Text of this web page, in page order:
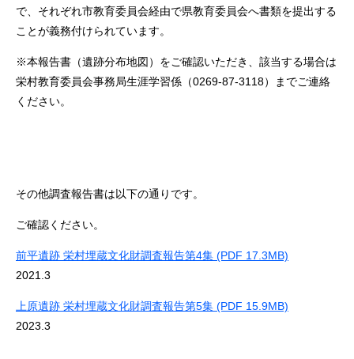
で、それぞれ市教育委員会経由で県教育委員会へ書類を提出する
ことが義務付けられています。
※本報告書（遺跡分布地図）をご確認いただき、該当する場合は
栄村教育委員会事務局生涯学習係（0269-87-3118）までご連絡
ください。
その他調査報告書は以下の通りです。
ご確認ください。
前平遺跡 栄村埋蔵文化財調査報告第4集 (PDF 17.3MB)
2021.3
上原遺跡 栄村埋蔵文化財調査報告第5集 (PDF 15.9MB)
2023.3